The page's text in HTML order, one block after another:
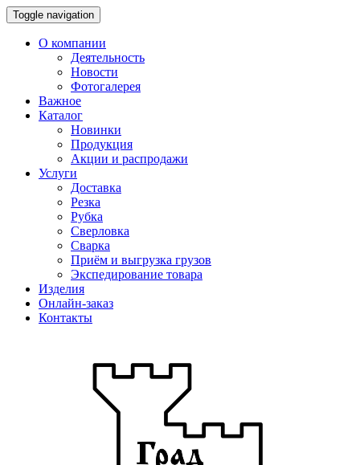
Toggle navigation
О компании
Деятельность
Новости
Фотогалерея
Важное
Каталог
Новинки
Продукция
Акции и распродажи
Услуги
Доставка
Резка
Рубка
Сверловка
Сварка
Приём и выгрузка грузов
Экспедирование товара
Изделия
Онлайн-заказ
Контакты